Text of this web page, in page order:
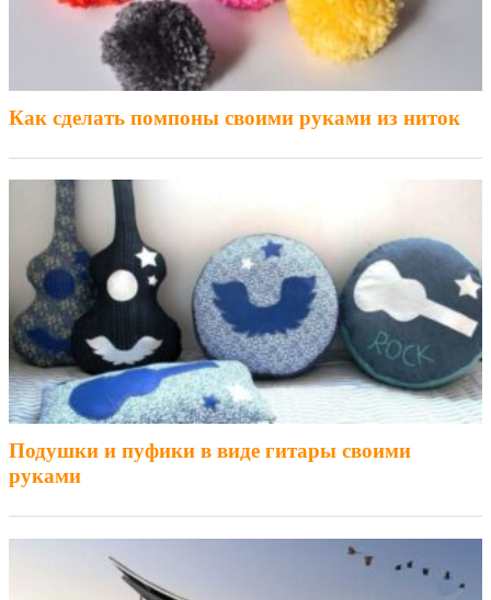
Как сделать помпоны своими руками из ниток
Подушки и пуфики в виде гитары своими
руками